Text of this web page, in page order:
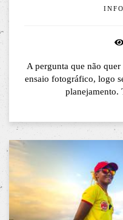
A pergunta que não
ensaio fotográfico, logo
planejamento.